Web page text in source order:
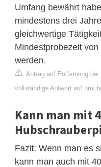
Umfang bewährt
mindestens drei
gleichwertige
Mindestprobezeit
werden.
Antrag auf Entfernung der
vollständige Antwort auf
Kann man mit
Fazit: Wenn man es
kann man auch mit